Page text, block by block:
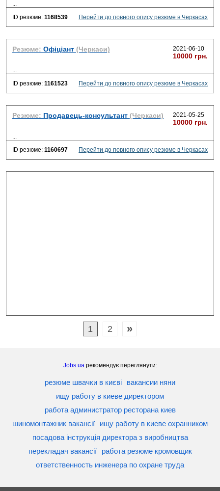
...
ID резюме: 1168539 Перейти до повного опису резюме в Черкасах
Резюме: Офіціант (Черкаси) 2021-06-10
10000 грн.
...
ID резюме: 1161523 Перейти до повного опису резюме в Черкасах
Резюме: Продавець-консультант (Черкаси) 2021-05-25
10000 грн.
...
ID резюме: 1160697 Перейти до повного опису резюме в Черкасах
1 2 »
Jobs.uaрекомендує переглянути:
резюме швачки в києві
вакансии няни
ищу работу в киеве директором
работа администратор ресторана киев
шиномонтажник вакансії
ищу работу в киеве охранником
посадова інструкція директора з виробництва
перекладач вакансії
работа резюме кромовщик
ответственность инженера по охране труда